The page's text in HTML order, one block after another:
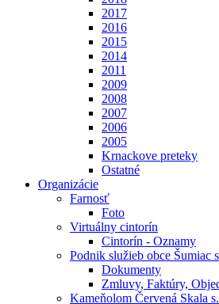
2017
2016
2015
2014
2011
2009
2008
2007
2006
2005
Krnackove preteky
Ostatné
Organizácie
Farnosť
Foto
Virtuálny cintorín
Cintorín - Oznamy
Podnik služieb obce Šumiac
Dokumenty
Zmluvy, Faktúry,
Kameňolom Červená Skala